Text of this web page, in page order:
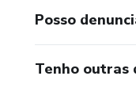
Posso
Tenho outras